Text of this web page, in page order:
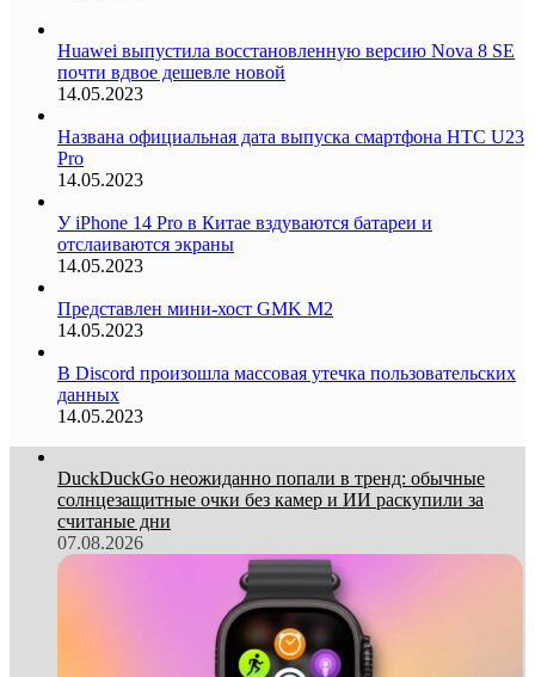
Huawei выпустила восстановленную версию Nova 8 SE
почти вдвое дешевле новой
14.05.2023
Названа официальная дата выпуска смартфона HTC U23
Pro
14.05.2023
У iPhone 14 Pro в Китае вздуваются батареи и
отслаиваются экраны
14.05.2023
Представлен мини-хост GMK M2
14.05.2023
В Discord произошла массовая утечка пользовательских
данных
14.05.2023
DuckDuckGo неожиданно попали в тренд: обычные
солнцезащитные очки без камер и ИИ раскупили за
считаные дни
07.08.2026